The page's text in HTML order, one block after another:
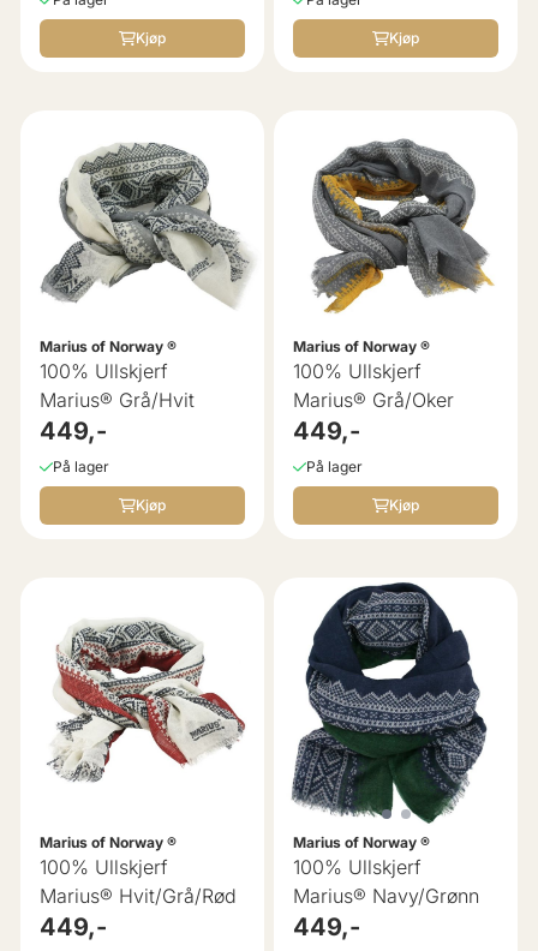
Kjøp Kjøp
Marius of Norway ®
100% Ullskjerf
Marius® Grå/Hvit
449,-
På lager
Kjøp
Marius of Norway ®
100% Ullskjerf
Marius® Grå/Oker
449,-
På lager
Kjøp
Marius of Norway ®
100% Ullskjerf
Marius® Hvit/Grå/Rød
449,-
Marius of Norway ®
100% Ullskjerf
Marius® Navy/Grønn
449,-